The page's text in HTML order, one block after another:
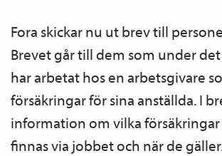
Fora skickar nu ut brev till
Brevet går till dem som under
har arbetat hos en arbetsgivare
försäkringar för sina anställda. I
information om vilka försäkringar
finnas via jobbet och när de